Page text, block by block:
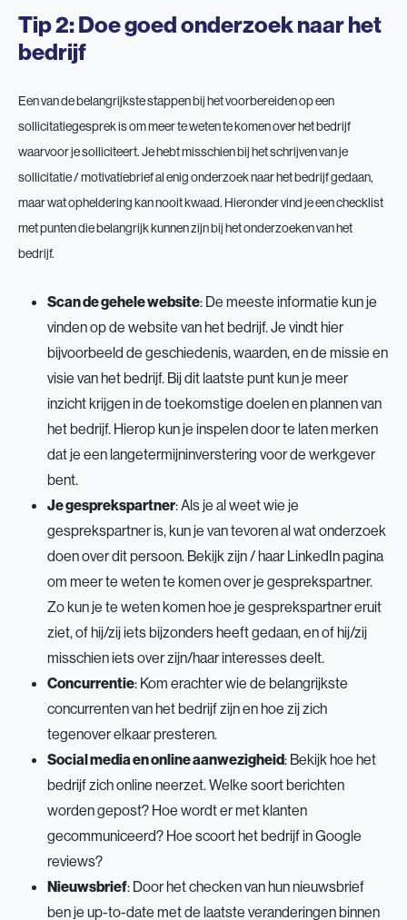
Tip 2: Doe goed onderzoek naar het
bedrijf
Een van de belangrijkste stappen bij het voorbereiden op een
sollicitatiegesprek is om meer te weten te komen over het bedrijf
waarvoor je solliciteert. Je hebt misschien bij het schrijven van je
sollicitatie / motivatiebrief al enig onderzoek naar het bedrijf gedaan,
maar wat opheldering kan nooit kwaad. Hieronder vind je een checklist
met punten die belangrijk kunnen zijn bij het onderzoeken van het
bedrijf.
Scan de gehele website: De meeste informatie kun je
vinden op de website van het bedrijf. Je vindt hier
bijvoorbeeld de geschiedenis, waarden, en de missie en
visie van het bedrijf. Bij dit laatste punt kun je meer
inzicht krijgen in de toekomstige doelen en plannen van
het bedrijf. Hierop kun je inspelen door te laten merken
dat je een langetermijninverstering voor de werkgever
bent.
Je gesprekspartner: Als je al weet wie je
gesprekspartner is, kun je van tevoren al wat onderzoek
doen over dit persoon. Bekijk zijn / haar LinkedIn pagina
om meer te weten te komen over je gesprekspartner.
Zo kun je te weten komen hoe je gesprekspartner eruit
ziet, of hij/zij iets bijzonders heeft gedaan, en of hij/zij
misschien iets over zijn/haar interesses deelt.
Concurrentie: Kom erachter wie de belangrijkste
concurrenten van het bedrijf zijn en hoe zij zich
tegenover elkaar presteren.
Social media en online aanwezigheid: Bekijk hoe het
bedrijf zich online neerzet. Welke soort berichten
worden gepost? Hoe wordt er met klanten
gecommuniceerd? Hoe scoort het bedrijf in Google
reviews?
Nieuwsbrief: Door het checken van hun nieuwsbrief
ben je up-to-date met de laatste veranderingen binnen